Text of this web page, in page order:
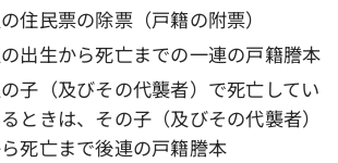
住民票の除票（戸籍の附票）
出生から死亡までの一連の戸籍謄本
子（及びその代襲者）で死亡してい
ときは、その子（及びその代襲者）
死亡まで後連の戸籍謄本